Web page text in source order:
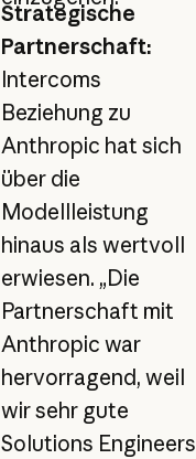
Strategische
Partnerschaft:
Intercoms
Beziehung zu
Anthropic hat sich
über die
Modellleistung
hinaus als wertvoll
erwiesen. „Die
Partnerschaft mit
Anthropic war
hervorragend, weil
wir sehr gute
Solutions Engineers